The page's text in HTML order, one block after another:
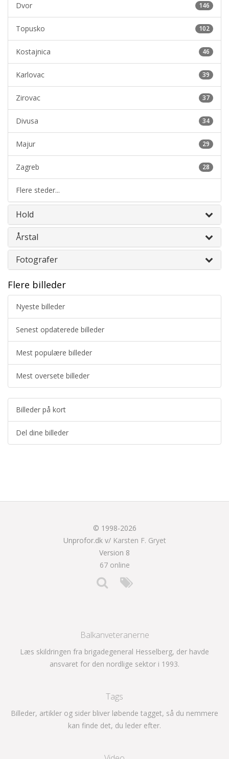
146
Dvor
102
Topusko
46
Kostajnica
39
Karlovac
37
Zirovac
34
Divusa
29
Majur
28
Zagreb
Flere steder...
Hold
Årstal
Fotografer
Flere billeder
Nyeste billeder
Senest opdaterede billeder
Mest populære billeder
Mest oversete billeder
Billeder på kort
Del dine billeder
© 1998-2026
Unprofor.dk v/ Karsten F. Gryet
Version 8
67 online
Balkanveteranerne
Læs skildringen fra brigadegeneral Hesselberg, der havde
ansvaret for den nordlige sektor i 1993.
Tags
Billeder, artikler og sider bliver løbende tagget, så du nemmere
kan finde det, du leder efter.